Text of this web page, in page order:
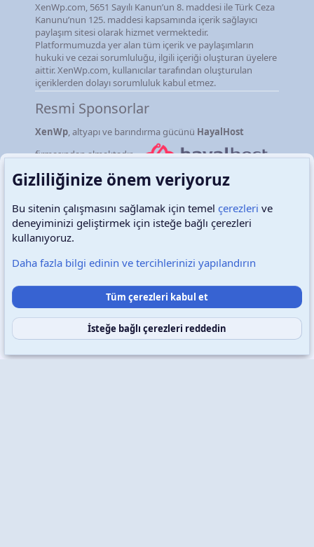
XenWp.com, 5651 Sayılı Kanun’un 8. maddesi ile Türk Ceza
Kanunu’nun 125. maddesi kapsamında içerik sağlayıcı
paylaşım sitesi olarak hizmet vermektedir.
Platformumuzda yer alan tüm içerik ve paylaşımların
hukuki ve cezai sorumluluğu, ilgili içeriği oluşturan üyelere
aittir. XenWp.com, kullanıcılar tarafından oluşturulan
içeriklerden dolayı sorumluluk kabul etmez.
Resmi Sponsorlar
XenWp, altyapı ve barındırma gücünü HayalHost
firmasından almaktadır.
Türkçe (TR) Çerezler
Destek talepleri Bize ulaşın Şartlar ve kurallar
Gizlilik politikası Yardım Ana sayfa
S
Copyright © 2026 XenWp Telif Hakları Saklıdır
Gizliliğinize önem veriyoruz
Bu sitenin çalışmasını sağlamak için temel çerezleri ve
deneyiminizi geliştirmek için isteğe bağlı çerezleri
kullanıyoruz.
Daha fazla bilgi edinin ve tercihlerinizi yapılandırın
Tüm çerezleri kabul et
İsteğe bağlı çerezleri reddedin